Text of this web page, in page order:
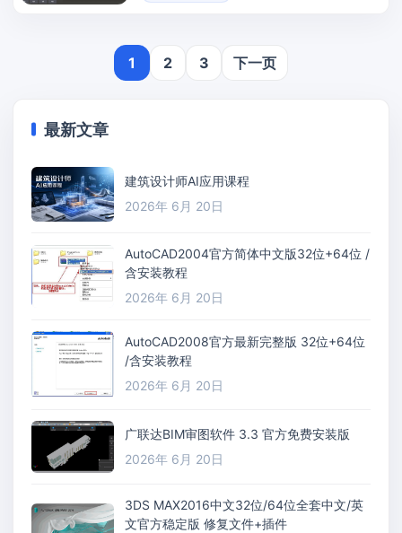
1 2 3 下一页
最新文章
建筑设计师AI应用课程
2026年 6月 20日
AutoCAD2004官方简体中文版32位+64位 /
含安装教程
2026年 6月 20日
AutoCAD2008官方最新完整版 32位+64位
/含安装教程
2026年 6月 20日
广联达BIM审图软件 3.3 官方免费安装版
2026年 6月 20日
3DS MAX2016中文32位/64位全套中文/英
文官方稳定版 修复文件+插件